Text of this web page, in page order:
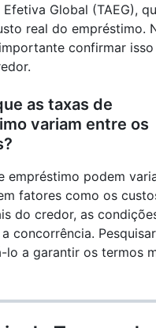
Efetiva Global (TAEG),
real do empréstimo.
confirmar isso
as taxas de
variam entre os
empréstimo podem
fatores como os
do credor, as
concorrência. Pesquisar
lo a garantir os termos